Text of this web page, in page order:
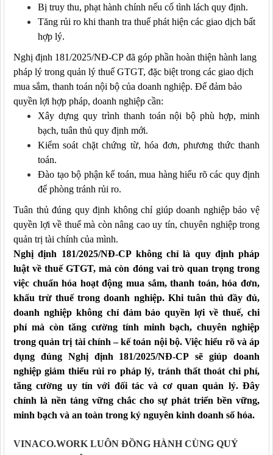
Bị truy thu, phạt hành chính nếu cố tình lách quy định.
Tăng rủi ro khi thanh tra thuế phát hiện các giao dịch bất
hợp lý.
Nghị định 181/2025/NĐ-CP đã góp phần hoàn thiện hành lang
pháp lý trong quản lý thuế GTGT, đặc biệt trong các giao dịch
mua sắm, thanh toán nội bộ của doanh nghiệp. Để đảm bảo
quyền lợi hợp pháp, doanh nghiệp cần:
Xây dựng quy trình thanh toán nội bộ phù hợp, minh
bạch, tuân thủ quy định mới.
Kiểm soát chặtchứng từ, hóa đơn, phương thức thanh
toán.
Đào tạo bộ phận kế toán, mua hàng hiểu rõ các quy định
để phòng tránh rủi ro.
Tuân thủ đúng quy định không chỉ giúp doanh nghiệp bảo vệ
quyền lợi về thuế mà còn nâng cao uy tín, chuyên nghiệp trong
quản trị tài chính của mình.
Nghị định 181/2025/NĐ-CP không chỉ là quy định pháp
luật về thuế GTGT, mà còn đóng vai trò quan trọng trong
việc chuẩn hóa hoạt động mua sắm, thanh toán, hóa đơn,
khấu trừ thuế trong doanh nghiệp. Khi tuân thủ đầy đủ,
doanh nghiệp không chỉ đảm bảoquyền lợi về thuế, chi
phímà còn tăng cường tính minh bạch, chuyên nghiệp
trong quản trị tài chính – kế toán nội bộ. Việc hiểu rõ và áp
dụng đúng Nghị định 181/2025/NĐ-CPsẽ giúp doanh
nghiệpgiảm thiểu rủi ro pháp lý, tránh thất thoát chi phí,
tăng cường uy tín với đối tác và cơ quan quản lý.Đây
chính là nền tảng vững chắc cho sự phát triển bền vững,
minh bạch và an toàn trong kỷ nguyên kinh doanh số hóa.
VINACO.WORK LUÔN ĐỒNG HÀNH CÙNG QUÝ